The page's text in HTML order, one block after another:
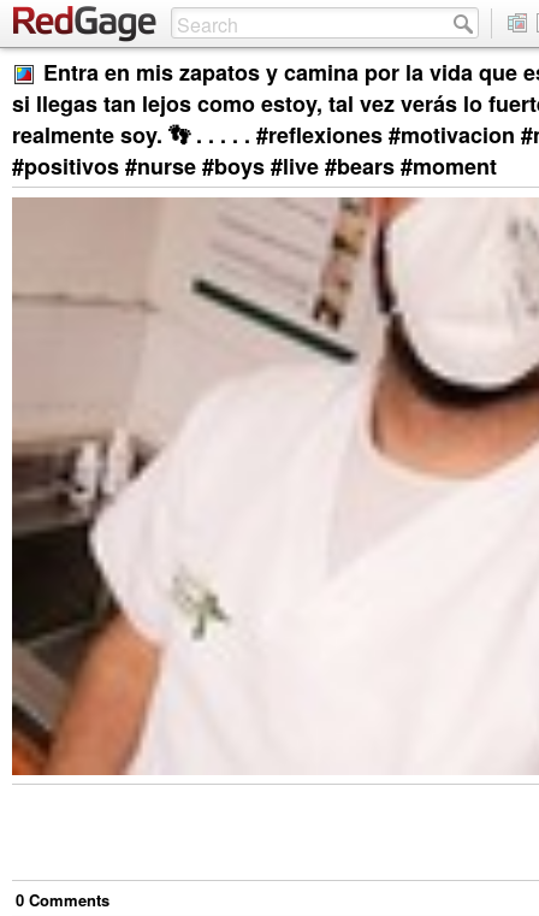
Entra en mis zapatos y camina por la vida que
si llegas tan lejos como estoy, tal vez verás lo
realmente soy. 👣 . . . . . #reflexiones #motivacion
#positivos #nurse #boys #live #bears #moment
0 Comments